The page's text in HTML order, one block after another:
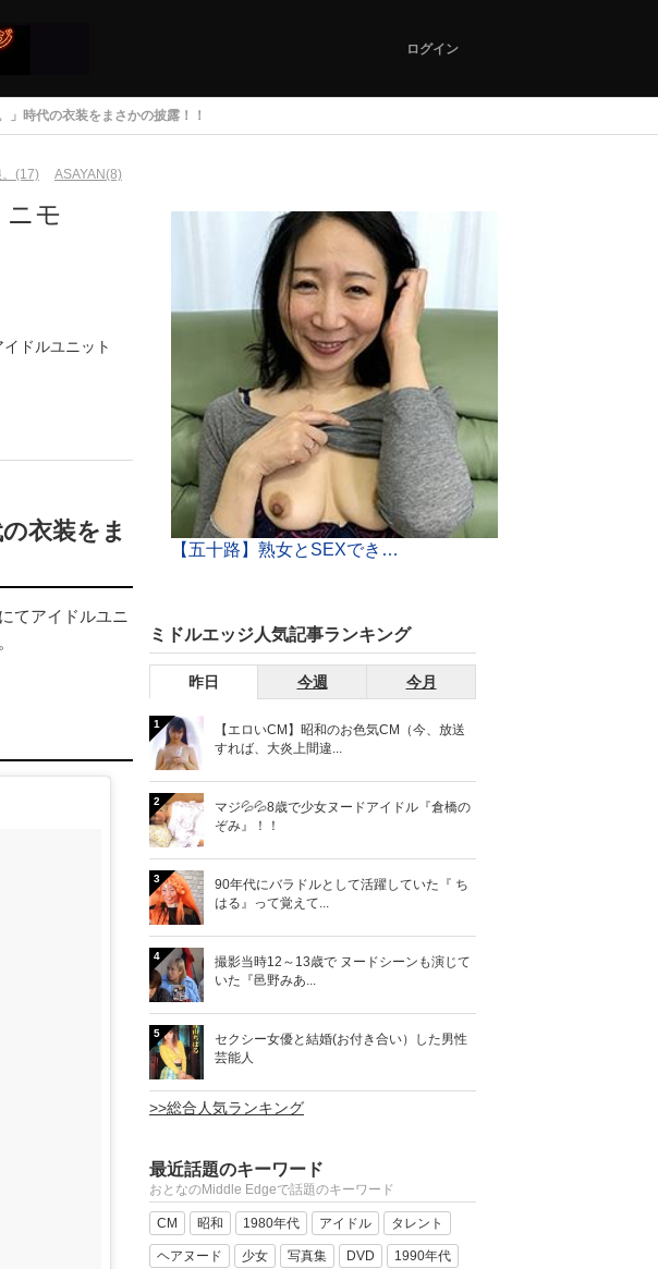
ログイン
時代の衣装をまさかの披露！！
(17) ASAYAN(8)
ニモ
ドルユニット
衣装をま
てアイドルユニ
【五十路】熟女とSEXできるアプリ！おばさんと中出ししまくれるアプリがこちら！
ミドルエッジ人気記事ランキング
昨日 今週 今月
1
【エロいCM】昭和のお色気CM（今、放送
すれば、大炎上間違...
2
マジ💦💦8歳で少女ヌードアイドル『倉橋の
ぞみ』！！
3
90年代にバラドルとして活躍していた『 ち
はる』って覚えて...
4
撮影当時12～13歳で ヌードシーンも演じて
いた『邑野みあ...
5
セクシー女優と結婚(お付き合い）した男性
芸能人
>>総合人気ランキング
最近話題のキーワード
おとなのMiddle Edgeで話題のキーワード
CM 昭和 1980年代 アイドル タレント
ヘアヌード 少女 写真集 DVD 1990年代